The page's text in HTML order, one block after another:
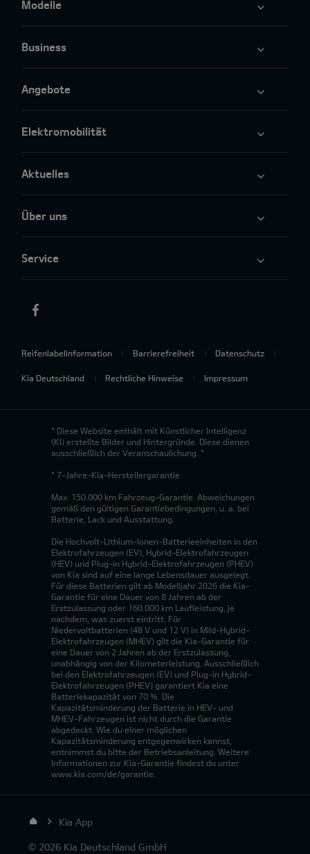
Modelle
Business
Angebote
Elektromobilität
Aktuelles
Über uns
Service
Reifenlabelinformation Barrierefreiheit Datenschutz
Kia Deutschland Rechtliche Hinweise Impressum
* Diese Website enthält mit Künstlicher Intelligenz
(KI) erstellte Bilder und Hintergründe. Diese dienen
ausschließlich der Veranschaulichung. *
* 7-Jahre-Kia-Herstellergarantie
Max. 150.000 km Fahrzeug-Garantie. Abweichungen
gemäß den gültigen Garantiebedingungen, u. a. bei
Batterie, Lack und Ausstattung.
Die Hochvolt-Lithium-Ionen-Batterieeinheiten in den
Elektrofahrzeugen (EV), Hybrid-Elektrofahrzeugen
(HEV) und Plug-in Hybrid-Elektrofahrzeugen (PHEV)
von Kia sind auf eine lange Lebensdauer ausgelegt.
Für diese Batterien gilt ab Modelljahr 2026 die Kia-
Garantie für eine Dauer von 8 Jahren ab der
Erstzulassung oder 160.000 km Laufleistung, je
nachdem, was zuerst eintritt. Für
Niedervoltbatterien (48 V und 12 V) in Mild-Hybrid-
Elektrofahrzeugen (MHEV) gilt die Kia-Garantie für
eine Dauer von 2 Jahren ab der Erstzulassung,
unabhängig von der Kilometerleistung. Ausschließlich
bei den Elektrofahrzeugen (EV) und Plug-in Hybrid-
Elektrofahrzeugen (PHEV) garantiert Kia eine
Batteriekapazität von 70 %. Die
Kapazitätsminderung der Batterie in HEV- und
MHEV-Fahrzeugen ist nicht durch die Garantie
abgedeckt. Wie du einer möglichen
Kapazitätsminderung entgegenwirken kannst,
entnimmst du bitte der Betriebsanleitung. Weitere
Informationen zur Kia-Garantie findest du unter
www.kia.com/de/garantie.
Kia App
© 2026 Kia Deutschland GmbH